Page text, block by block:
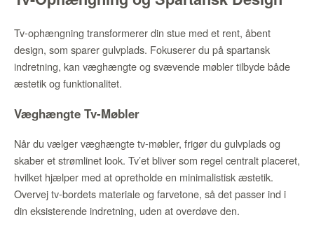
Tv-ophængning transformerer din stue med et rent, åbent
design, som sparer gulvplads. Fokuserer du på spartansk
indretning, kan væghængte og svævende møbler tilbyde både
æstetik og funktionalitet.
Væghængte Tv-Møbler
Når du vælger væghængte tv-møbler, frigør du gulvplads og
skaber et strømlinet look. Tv’et bliver som regel centralt placeret,
hvilket hjælper med at opretholde en minimalistisk æstetik.
Overvej tv-bordets materiale og farvetone, så det passer ind i
din eksisterende indretning, uden at overdøve den.